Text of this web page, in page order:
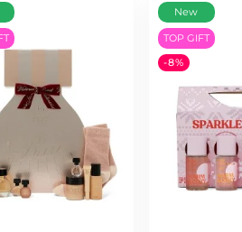
New
TOP GIFT
-8%